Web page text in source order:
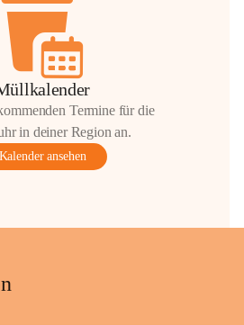
Termine für die
in deiner Region an.
Kalender ansehen